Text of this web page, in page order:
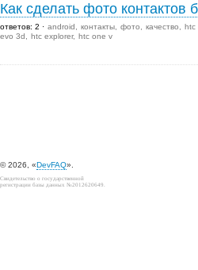
Как сделать фото контактов
ответов: 2 android контакты фото качество htc
evo 3d
htc explorer htc one v
© 2026, «DevFAQ».
Свидетельство о государственной
регистрации базы данных №2012620649.